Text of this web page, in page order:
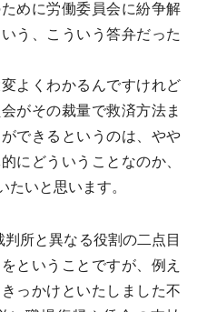
めに労働委員会に紛争解
う、こういう答弁だった
よくわかるんですけれど
がその裁量で救済方法ま
できるというのは、やや
にどういうことなのか、
たいと思います。
所と異なる役割の二点目
ということですが、例え
っかけといたしました不